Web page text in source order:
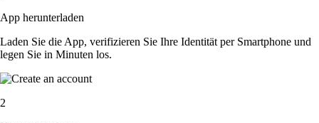
App herunterladen
Laden Sie die App, verifizieren Sie Ihre Identität per Smartphone und
legen Sie in Minuten los.
2